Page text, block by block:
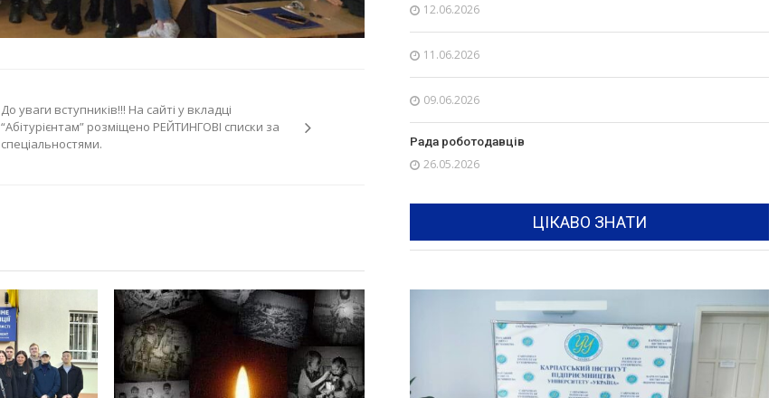
До уваги вступників!!! На сайті у вкладці
“Абітурієнтам” розміщено РЕЙТИНГОВІ списки за
спеціальностями.
12.06.2026
11.06.2026
09.06.2026
Рада роботодавців
26.05.2026
ЦІКАВО ЗНАТИ